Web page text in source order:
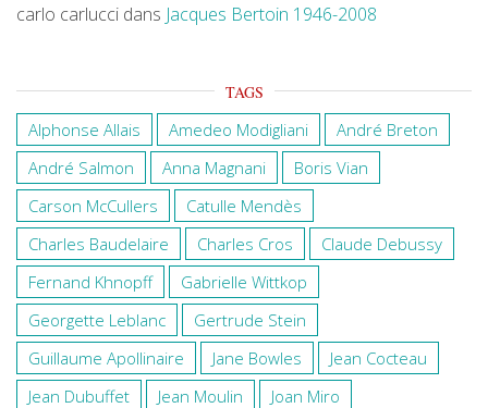
carlo carlucci dans Jacques Bertoin 1946-2008
TAGS
Alphonse Allais Amedeo Modigliani
André Breton
André Salmon
Anna Magnani
Boris Vian
Carson McCullers
Catulle Mendès
Charles Baudelaire
Charles Cros
Claude Debussy
Fernand Khnopff
Gabrielle Wittkop
Georgette Leblanc
Gertrude Stein
Guillaume Apollinaire
Jane Bowles
Jean Cocteau
Jean Dubuffet
Jean Moulin
Joan Miro